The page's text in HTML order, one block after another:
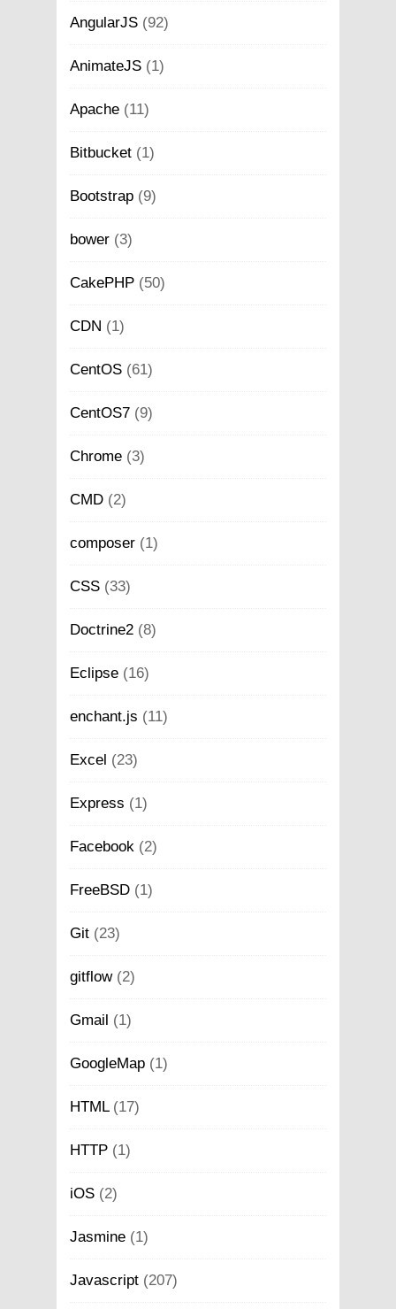
AngularJS (92)
AnimateJS (1)
Apache (11)
Bitbucket (1)
Bootstrap (9)
bower (3)
CakePHP (50)
CDN (1)
CentOS (61)
CentOS7 (9)
Chrome (3)
CMD (2)
composer (1)
CSS (33)
Doctrine2 (8)
Eclipse (16)
enchant.js (11)
Excel (23)
Express (1)
Facebook (2)
FreeBSD (1)
Git (23)
gitflow(2)
Gmail (1)
GoogleMap (1)
HTML(17)
HTTP (1)
iOS (2)
Jasmine (1)
Javascript (207)